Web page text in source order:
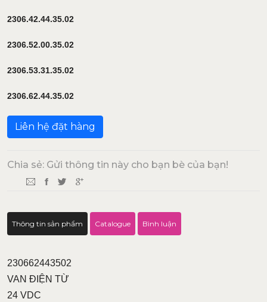
2306.42.44.35.02
2306.52.00.35.02
2306.53.31.35.02
2306.62.44.35.02
Liên hệ đặt hàng
Chia sẻ: Gửi thông tin này cho bạn bè của bạn!
Thông tin sản phẩm Catalogue Bình luận
230662443502
VAN ĐIỆN TỪ
24 VDC